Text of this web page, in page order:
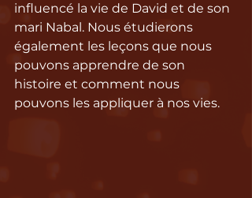
influencé la vie de David et de son
mari Nabal. Nous étudierons
également les leçons que nous
pouvons apprendre de son
histoire et comment nous
pouvons les appliquer à nos vies.